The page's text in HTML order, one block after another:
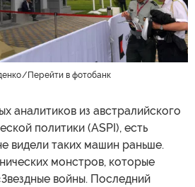
Перейти в фотобанк
аналитиков из австралийского
политики (ASPI), есть
видели таких машин раньше.
монстров, которые
войны. Последний